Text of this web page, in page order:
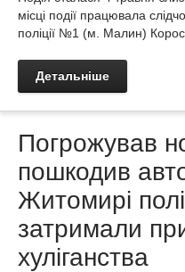
місці події працювала
поліції №1 (м. Малин)
Детальніше
Погрожував
пошкодив
Житомирі
затримали
хуліганства